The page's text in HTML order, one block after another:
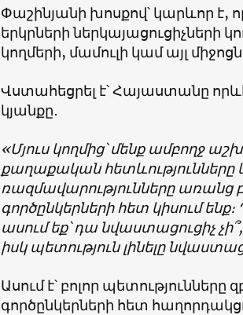
Փաշինյանի խոսքով՝ կարևոր է,
երկրների ներկայացուցիչների
կողմերի, մամուլի կամ այլ
Վստահեցրել է՝ Հայաստանը
կյանքը․
«Մյուս կողմից՝ մենք ամբողջ
քաղաքական հետևությունները
ռազմավարությունները առանց
գործընկերների հետ կիսում
ասում եք՝ դա նվաստացուցիչ
իսկ պետություն լինելը
Ասում է՝ բոլոր
գործընկերների հետ